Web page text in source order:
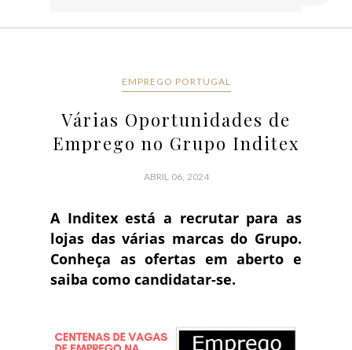
EMPREGO PORTUGAL
Várias Oportunidades de
Emprego no Grupo Inditex
ABRIL 06, 2024
A Inditex está a recrutar para as
lojas das várias marcas do Grupo.
Conheça as ofertas em aberto e
saiba como candidatar-se.